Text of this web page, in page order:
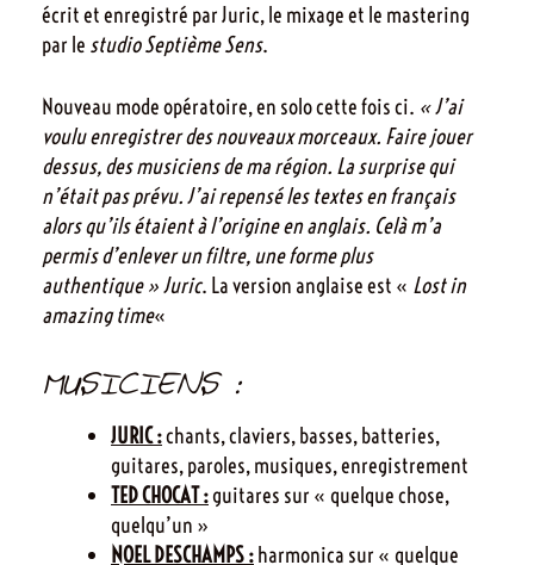
écrit et enregistré par Juric, le mixage et le mastering
par le studio Septième Sens.
Nouveau mode opératoire, en solo cette fois ci. « J’ai
voulu enregistrer des nouveaux morceaux. Faire jouer
dessus, des musiciens de ma région. La surprise qui
n’était pas prévu. J’ai repensé les textes en français
alors qu’ils étaient à l’origine en anglais. Celà m’a
permis d’enlever un filtre, une forme plus
authentique » Juric. La version anglaise est « Lost in
amazing time«
MUSICIENS :
JURIC :chants, claviers, basses, batteries,
guitares, paroles, musiques, enregistrement
TED CHOCAT :guitares sur « quelque chose,
quelqu’un »
NOEL DESCHAMPS :harmonica sur « quelque